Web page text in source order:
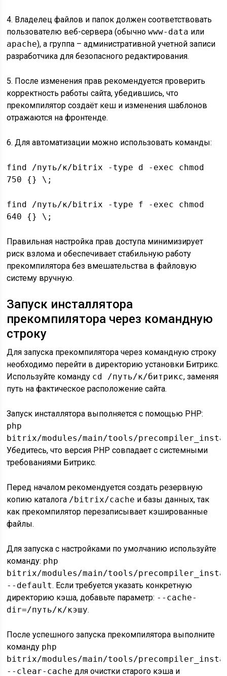
4. Владелец файлов и папок должен соответствовать
пользователю веб-сервера (обычноwww-data или
apache), а группа – административной учетной записи
разработчика для безопасного редактирования.
5. После изменения прав рекомендуется проверить
корректность работы сайта, убедившись, что
прекомпилятор создаёт кеш и изменения шаблонов
отражаются на фронтенде.
6. Для автоматизации можно использовать команды:
find /путь/к/bitrix -type d -exec chmod
750 {} \;
find /путь/к/bitrix -type f -exec chmod
640 {} \;
Правильная настройка прав доступа минимизирует
риск взлома и обеспечивает стабильную работу
прекомпилятора без вмешательства в файловую
систему вручную.
Запуск инсталлятора
прекомпилятора через командную
строку
Для запуска прекомпилятора через командную строку
необходимо перейти в директорию установки Битрикс.
Используйте команду cd /путь/к/битрикс, заменяя
путь на фактическое расположение сайта.
Запуск инсталлятора выполняется с помощью PHP:
php
bitrix/modules/main/tools/
Убедитесь, что версия PHP совпадает с системными
требованиями Битрикс.
Перед началом рекомендуется создать резервную
копию каталога /bitrix/cache и базы данных, так
как прекомпилятор перезаписывает кэшированные
файлы.
Для запуска с настройками по умолчанию используйте
команду: php
bitrix/modules/main/tools/
--default. Если требуется указать конкретную
директорию кэша, добавьте параметр: --cache-
dir=/путь/к/кэшу.
После успешного запуска прекомпилятора выполните
команду php
bitrix/modules/main/tools/
--clear-cache для очистки старого кэша и